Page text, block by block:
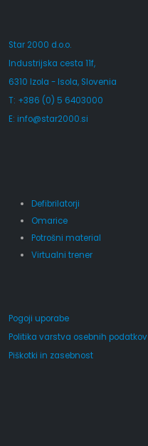
Star 2000 d.o.o.
Industrijska cesta 11f,
6310 Izola - Isola, Slovenia
T: +386 (0) 5 6403000
E: info@star2000.si
Defibrilatorji
Omarice
Potrošni material
Virtualni trener
Pogoji uporabe
Politika varstva osebnih podatkov
Piškotki in zasebnost